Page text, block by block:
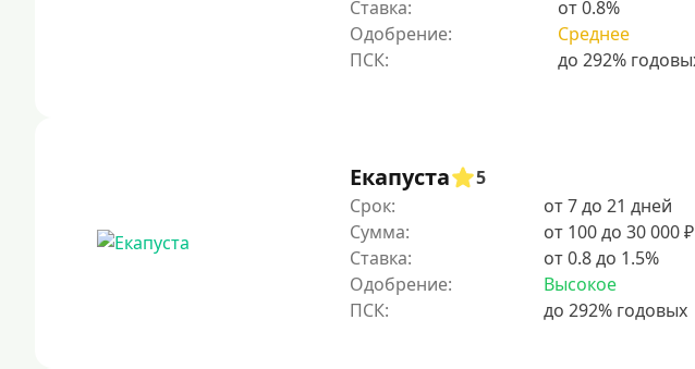
Ставка:
от 0.8%
Одобрение:
Среднее
Екапуста
5
Срок:
от 7 до 21 дней
Сумма:
от 100 до 30 000 ₽
Ставка:
от 0.8 до 1.5%
Одобрение:
Высокое